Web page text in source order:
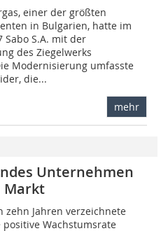
einer der größten
in Bulgarien, hatte im
Sabo S.A. mit der
des Ziegelwerks
Modernisierung umfasste
die...
mehr
Unternehmen
Markt
zehn Jahren verzeichnete
Wachstumsrate